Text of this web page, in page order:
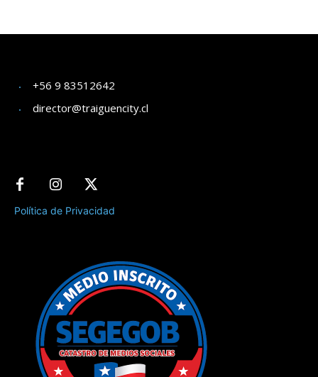
+56 9 83512642
director@traiguencity.cl
Política de Privacidad